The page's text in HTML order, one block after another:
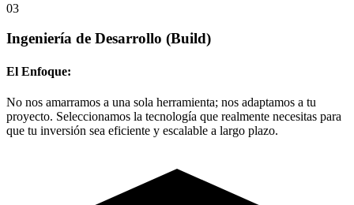
03
Ingeniería de Desarrollo (Build)
El Enfoque:
No nos amarramos a una sola herramienta; nos adaptamos a tu
proyecto. Seleccionamos la tecnología que realmente necesitas para
que tu inversión sea eficiente y escalable a largo plazo.